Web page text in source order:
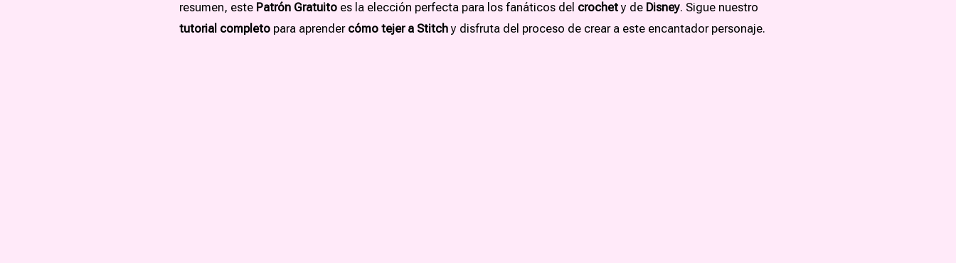
resumen, este Patrón Gratuito es la elección perfecta para los fanáticos del crochety de Disney. Sigue nuestro
tutorial completo para aprender cómo tejer a Stitchy disfruta del proceso de crear a este encantador personaje.